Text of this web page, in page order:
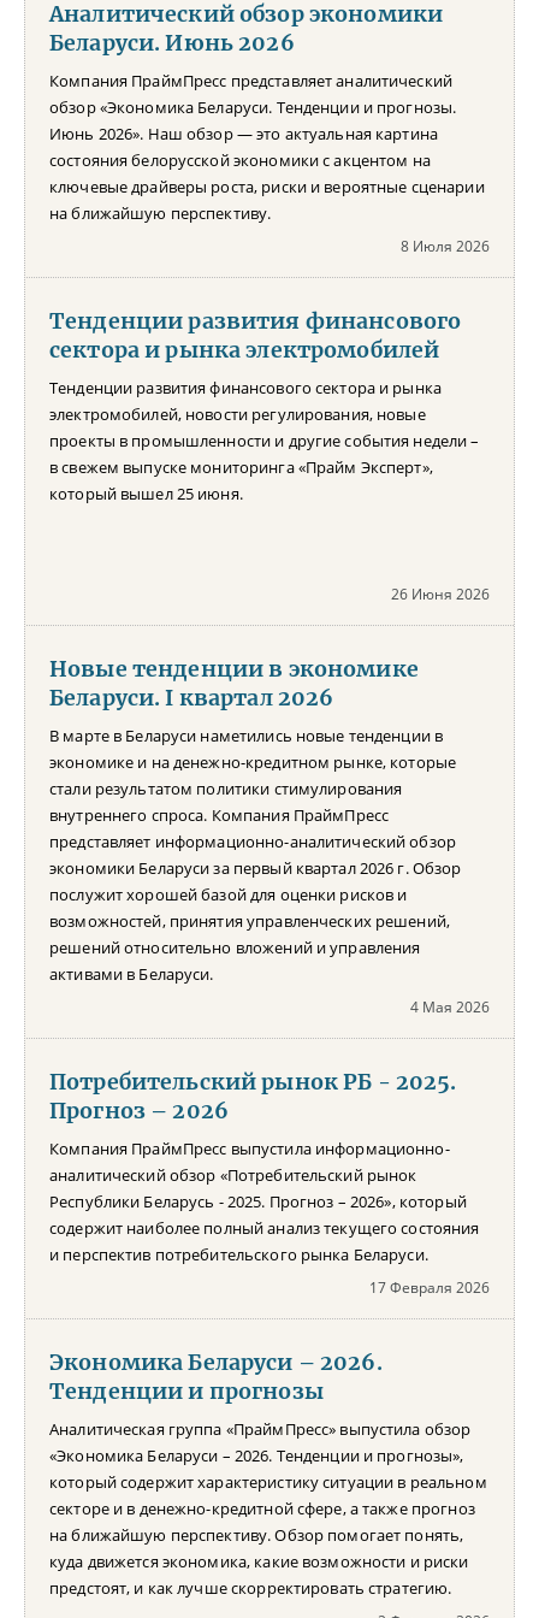
Аналитический обзор экономики
Беларуси. Июнь 2026
Компания ПраймПресс представляет аналитический
обзор «Экономика Беларуси. Тенденции и прогнозы.
Июнь 2026». Наш обзор — это актуальная картина
состояния белорусской экономики с акцентом на
ключевые драйверы роста, риски и вероятные сценарии
на ближайшую перспективу.
8 Июля 2026
Тенденции развития финансового
сектора и рынка электромобилей
Тенденции развития финансового сектора и рынка
электромобилей, новости регулирования, новые
проекты в промышленности и другие события недели –
в свежем выпуске мониторинга «Прайм Эксперт»,
который вышел 25 июня.
26 Июня 2026
Новые тенденции в экономике
Беларуси. I квартал 2026
В марте в Беларуси наметились новые тенденции в
экономике и на денежно-кредитном рынке, которые
стали результатом политики стимулирования
внутреннего спроса. Компания ПраймПресс
представляет информационно-аналитический обзор
экономики Беларуси за первый квартал 2026 г. Обзор
послужит хорошей базой для оценки рисков и
возможностей, принятия управленческих решений,
решений относительно вложений и управления
активами в Беларуси.
4 Мая 2026
Потребительский рынок РБ - 2025.
Прогноз – 2026
Компания ПраймПресс выпустила информационно-
аналитический обзор «Потребительский рынок
Республики Беларусь - 2025. Прогноз – 2026», который
содержит наиболее полный анализ текущего состояния
и перспектив потребительского рынка Беларуси.
17 Февраля 2026
Экономика Беларуси – 2026.
Тенденции и прогнозы
Аналитическая группа «ПраймПресс» выпустила обзор
«Экономика Беларуси – 2026. Тенденции и прогнозы»,
который содержит характеристику ситуации в реальном
секторе и в денежно-кредитной сфере, а также прогноз
на ближайшую перспективу. Обзор помогает понять,
куда движется экономика, какие возможности и риски
предстоят, и как лучше скорректировать стратегию.